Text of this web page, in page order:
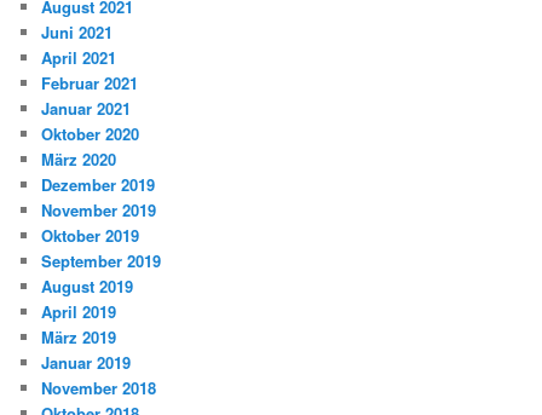
August 2021
Juni 2021
April 2021
Februar 2021
Januar 2021
Oktober 2020
März 2020
Dezember 2019
November 2019
Oktober 2019
September 2019
August 2019
April 2019
März 2019
Januar 2019
November 2018